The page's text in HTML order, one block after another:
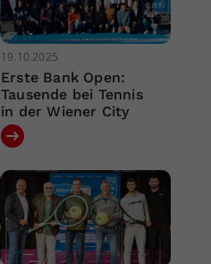
19.10.2025
Erste Bank Open:
Tausende bei Tennis
in der Wiener City